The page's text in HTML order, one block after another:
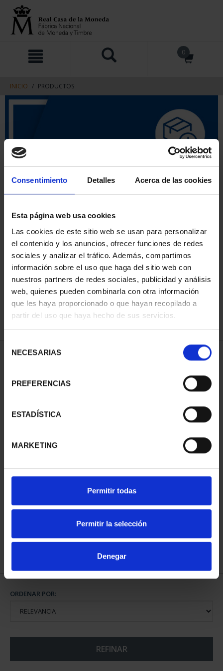
Consentimiento Detalles Acerca de las cookies
Esta página web usa cookies
Las cookies de este sitio web se usan para personalizar
el contenido y los anuncios, ofrecer funciones de redes
sociales y analizar el tráfico. Además, compartimos
información sobre el uso que haga del sitio web con
nuestros partners de redes sociales, publicidad y análisis
web, quienes pueden combinarla con otra información
que les haya proporcionado o que hayan recopilado a
partir del uso que haya hecho de sus servicios.
NECESARIAS
PREFERENCIAS
ESTADÍSTICA
MARKETING
Permitir todas
Permitir la selección
Denegar
contenido
navegacin
0
INICIO PRODUCTOS
ORDENAR POR:
REFINAR
1 Productos encontrados
CIUDADES PATRIMONIO
73,00 €
ORDENAR POR:
REFINAR